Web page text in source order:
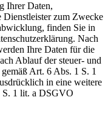
Ihrer Daten,
Dienstleister zum Zwecke
finden Sie in
Nach
Ihre Daten für die
Ablauf der steuer- und
Art. 6 Abs. 1 S. 1
in eine weitere
S. 1 lit. a DSGVO